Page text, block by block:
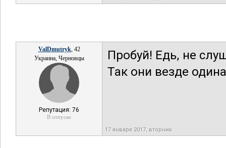
ValDmutryk, 42
Украина, Черновцы
Репутация: 76
В отпуске
Пробуй! Едь, не
Так они везде
17 января 2017, вторник